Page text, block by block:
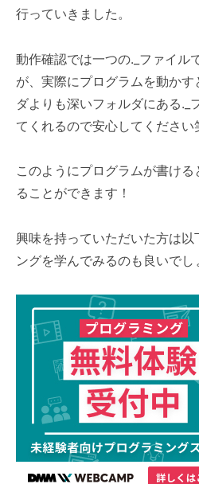
行っていきました。
動作確認では一つの._ファイル
が、実際にプログラムを動か
ダよりも深いフォルダにある._
てくれるので安心してください
このようにプログラムが書け
ることができます！
興味を持っていただいた方は以
ングを学んでみるのも良いでし